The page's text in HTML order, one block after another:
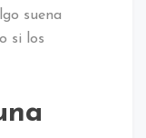
suena
si los